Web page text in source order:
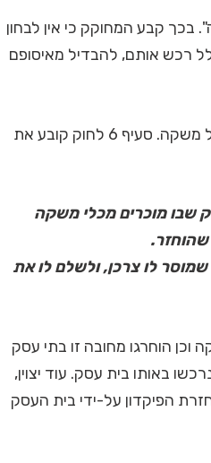
בכך קבע המחוקק כי אין לבחון
רכש אותם, להבדיל מאיסופם
סעיף 5 לחוק קובע את חובת תשלום הפיקדון מלכתחילה בעת רכישת מיכל משקה. סעיף 6 לחוק קובע את
שבו מוכרים מכלי משקה
שהוחזר.
לו צרכן, ולשלם לו את
וכן הוחרגו מחובה זו בתי עסק
שנרכשו באותו בית עסק. עוד יצוין,
הפיקדון על-ידי בית העסק